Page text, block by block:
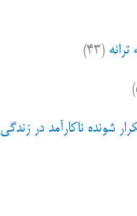
(۴۳)
شونده ناکارآمد در زندگی